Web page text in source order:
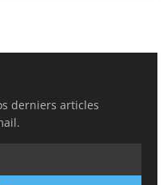
derniers articles